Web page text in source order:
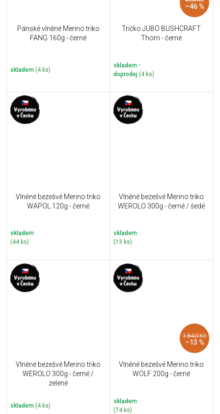
Pánské vlněné Merino triko
FANG 160g - černé
skladem (4 ks)
–46 %
Tričko JUBÖ BUSHCRAFT
Thom - černé
skladem -
doprodej (4 ks)
Vlněné bezešvé Merino triko
WAPOL 120g - černé
skladem
(44 ks)
Vlněné bezešvé Merino triko
WEROLO 300g - černé / šedé
skladem
(13 ks)
Vlněné bezešvé Merino triko
WEROLO 300g - černé /
zelené
skladem (4 ks)
1 840 Kč
–13 %
Vlněné bezešvé Merino triko
WOLF 200g - černé
skladem
(74 ks)